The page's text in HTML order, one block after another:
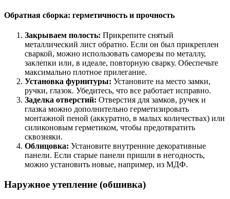
Обратная сборка: герметичность и прочность
Закрываем полость: Прикрепите снятый
металлический лист обратно. Если он был прикреплен
сваркой, можно использовать саморезы по металлу,
заклепки или, в идеале, повторную сварку. Обеспечьте
максимально плотное прилегание.
Установка фурнитуры: Установите на место замки,
ручки, глазок. Убедитесь, что все работает исправно.
Заделка отверстий: Отверстия для замков, ручек и
глазка можно дополнительно герметизировать
монтажной пеной (аккуратно, в малых количествах) или
силиконовым герметиком, чтобы предотвратить
сквозняки.
Облицовка: Установите внутренние декоративные
панели. Если старые панели пришли в негодность,
можно установить новые, например, из МДФ.
Наружное утепление (обшивка)